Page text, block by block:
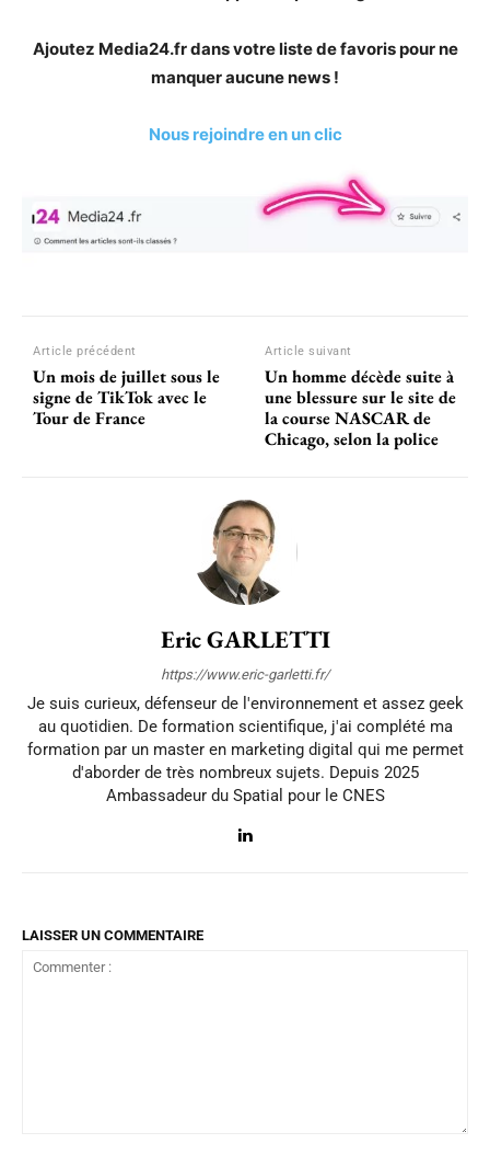
Ajoutez Media24.fr dans votre liste de favoris pour ne
manquer aucune news !
Nous rejoindre en un clic
Article précédent
Un mois de juillet sous le
signe de TikTok avec le
Tour de France
Article suivant
Un homme décède suite à
une blessure sur le site de
la course NASCAR de
Chicago, selon la police
Eric GARLETTI
https://www.eric-garletti.fr/
Je suis curieux, défenseur de l'environnement et assez geek
au quotidien. De formation scientifique, j'ai complété ma
formation par un master en marketing digital qui me permet
d'aborder de très nombreux sujets. Depuis 2025
Ambassadeur du Spatial pour le CNES
LAISSER UN COMMENTAIRE